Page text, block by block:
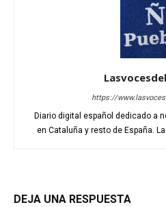
https://
Diario digital español dedicado a
en Cataluña y resto de España.
DEJA UNA RESPUESTA